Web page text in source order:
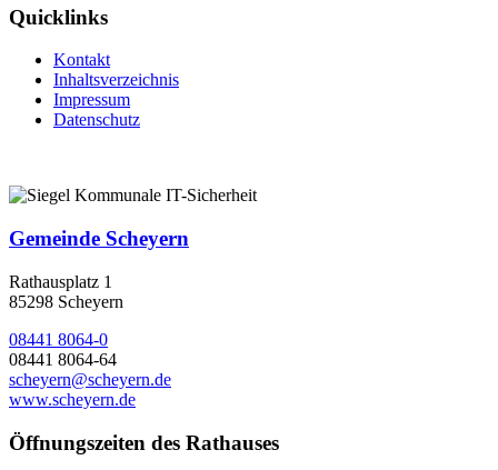
Quicklinks
Kontakt
Inhaltsverzeichnis
Impressum
Datenschutz
Gemeinde Scheyern
Rathausplatz 1
85298 Scheyern
08441 8064-0
08441 8064-64
scheyern@scheyern.de
www.scheyern.de
Öffnungszeiten des Rathauses